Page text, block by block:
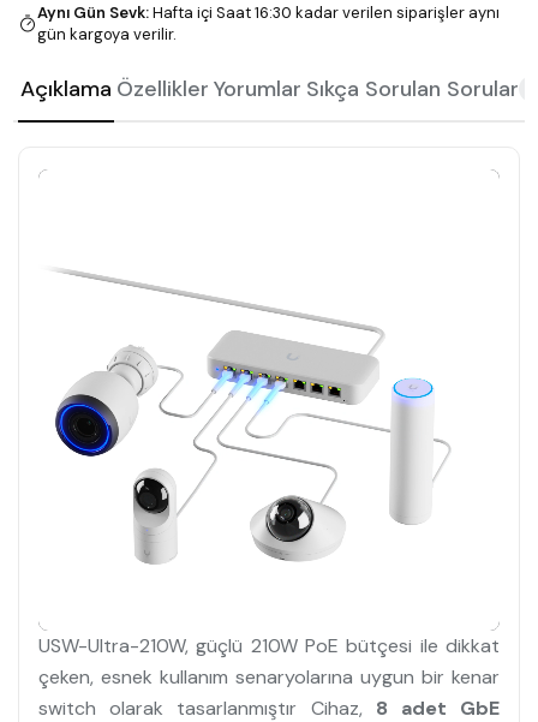
Aynı Gün Sevk:Hafta içi Saat 16:30 kadar verilen siparişler aynı
gün kargoya verilir.
Açıklama Özellikler Yorumlar Sıkça Sorulan Sorular
USW-Ultra-210W, güçlü 210W PoE bütçesi ile dikkat
çeken, esnek kullanım senaryolarına uygun bir kenar
switch olarak tasarlanmıştır Cihaz, 8 adet GbE